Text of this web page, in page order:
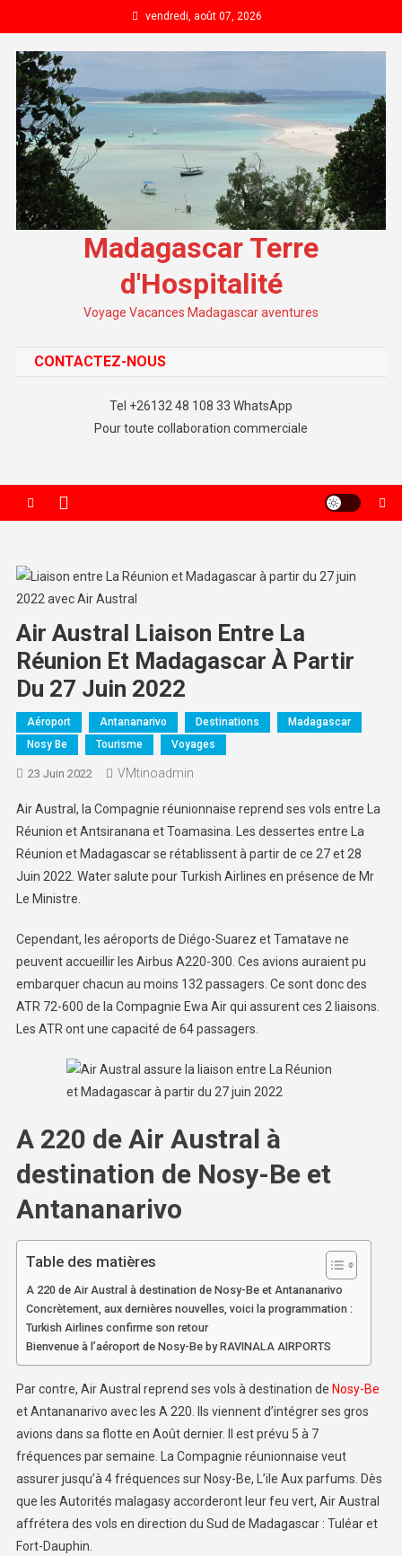
vendredi, août 07, 2026
Madagascar Terre
d'Hospitalité
Voyage Vacances Madagascar aventures
CONTACTEZ-NOUS
Tel +26132 48 108 33 WhatsApp
Pour toute collaboration commerciale
Air Austral Liaison Entre La
Réunion Et Madagascar À Partir
Du 27 Juin 2022
Aéroport Antananarivo Destinations
Madagascar
Nosy Be
Tourisme Voyages
23 Juin 2022 VMtinoadmin
Air Austral, la Compagnie réunionnaise reprend ses vols entre La
Réunion et Antsiranana et Toamasina. Les dessertes entre La
Réunion et Madagascar se rétablissent à partir de ce 27 et 28
Juin 2022. Water salute pour Turkish Airlines en présence de Mr
Le Ministre.
Cependant, les aéroports de Diégo-Suarez et Tamatave ne
peuvent accueillir les Airbus A220-300. Ces avions auraient pu
embarquer chacun au moins 132 passagers. Ce sont donc des
ATR 72-600 de la Compagnie Ewa Air qui assurent ces 2 liaisons.
Les ATR ont une capacité de 64 passagers.
A 220 de Air Austral à
destination de Nosy-Be et
Antananarivo
Table des matières
A 220 de Air Austral à destination de Nosy-Be et Antananarivo
Concrètement, aux dernières nouvelles, voici la programmation :
Turkish Airlines confirme son retour
Bienvenue à l’aéroport de Nosy-Be by RAVINALA AIRPORTS
Par contre, Air Austral reprend ses vols à destination de Nosy-Be
et Antananarivo avec les A 220. Ils viennent d’intégrer ses gros
avions dans sa flotte en Août dernier. Il est prévu 5 à 7
fréquences par semaine. La Compagnie réunionnaise veut
assurer jusqu’à 4 fréquences sur Nosy-Be, L’ile Aux parfums. Dès
que les Autorités malagasy accorderont leur feu vert, Air Austral
affrétera des vols en direction du Sud de Madagascar : Tuléar et
Fort-Dauphin.